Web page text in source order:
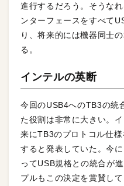
進行するだろう。そうな
ンターフェースをすべて
り、将来的には機器同士
る。
インテルの英断
今回のUSB4へのTB3の統
た役割は非常に大きい。
来にTB3のプロトコル仕
すると発表していた。今
ってUSB規格との統合が
プルもこの決定を賞賛し